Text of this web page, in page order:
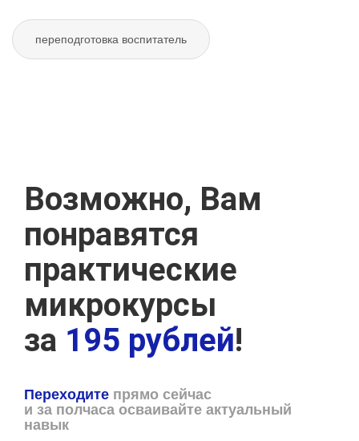
переподготовка воспитатель
Возможно, Вам
понравятся
практические
микрокурсы
за 195 рублей!
Переходите прямо сейчас
и за полчаса осваивайте актуальный
навык